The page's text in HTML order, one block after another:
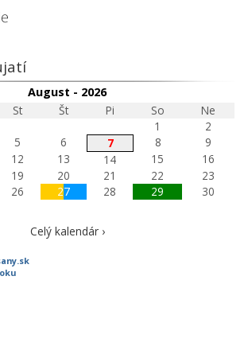
August - 2026
St Št Pi So
Ne
1
2
5 6 7 8
9
12 13 14 15
16
19 20 21 22
23
26 27 28 29
30
Celý kalendár ›